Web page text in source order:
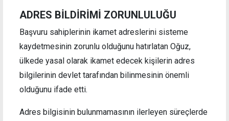
ADRES BİLDİRİMİ ZORUNLULUĞU
Başvuru sahiplerinin ikamet adreslerini sisteme
kaydetmesinin zorunlu olduğunu hatırlatan Oğuz,
ülkede yasal olarak ikamet edecek kişilerin adres
bilgilerinin devlet tarafından bilinmesinin önemli
olduğunu ifade etti.
Adres bilgisinin bulunmamasının ilerleyen süreçlerde